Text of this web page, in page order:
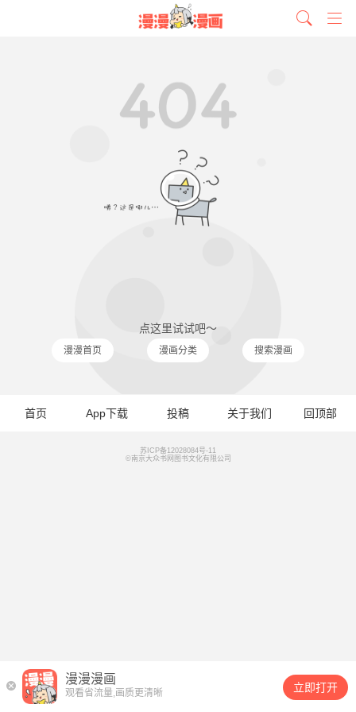
点这里试试吧～
漫漫首页 漫画分类 搜索漫画
首页 App下载 投稿 关于我们 回顶部
苏ICP备12028084号-11
©南京大众书网图书文化有限公司
漫漫漫画
观看省流量,画质更清晰 立即打开